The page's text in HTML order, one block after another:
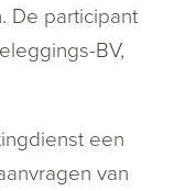
De participant
BV,
een
van